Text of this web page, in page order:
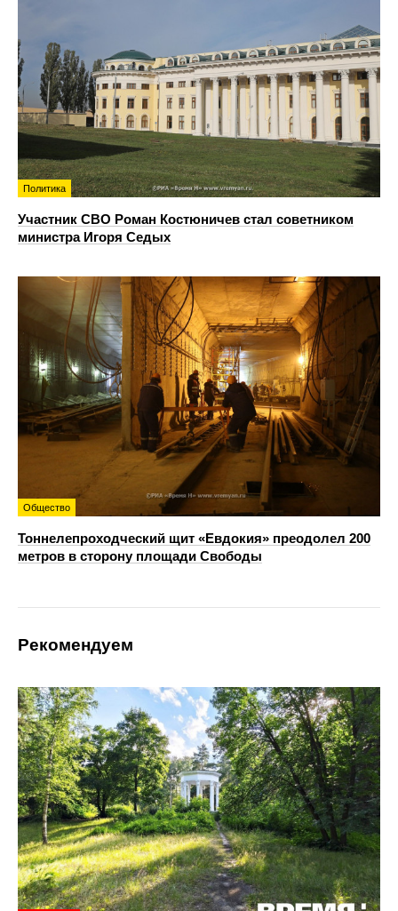
Политика
Участник СВО Роман Костюничев стал советником
министра Игоря Седых
Общество
Тоннелепроходческий щит «Евдокия» преодолел 200
метров в сторону площади Свободы
Рекомендуем